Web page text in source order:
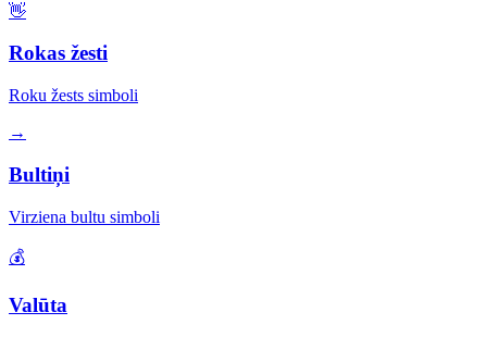
👋
Rokas žesti
Roku žests simboli
→
Bultiņi
Virziena bultu simboli
💰
Valūta